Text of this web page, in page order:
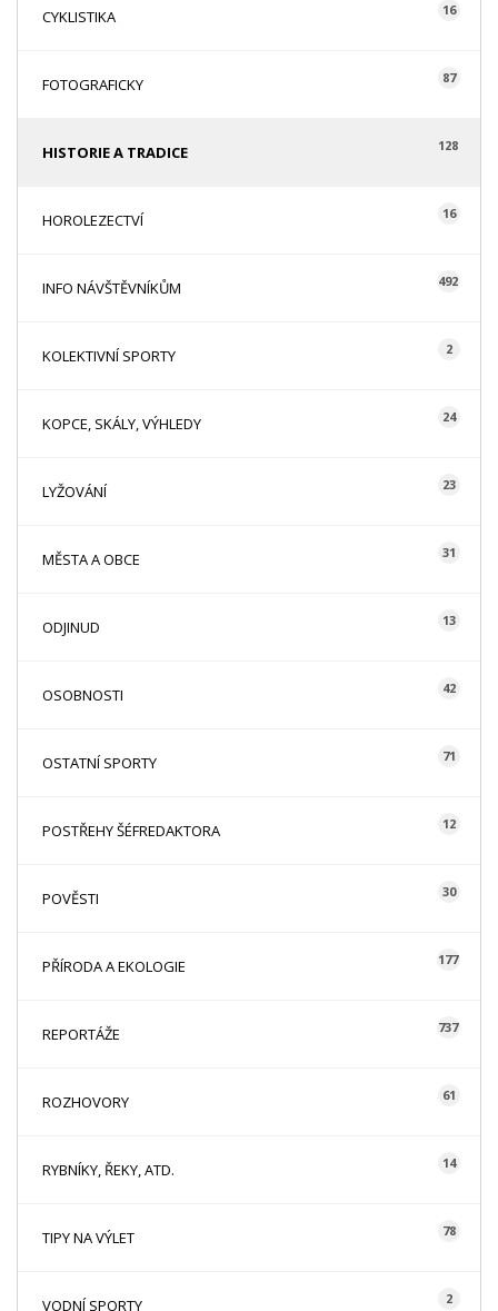
CYKLISTIKA 16
FOTOGRAFICKY 87
HISTORIE A TRADICE 128
HOROLEZECTVÍ 16
INFO NÁVŠTĚVNÍKŮM 492
KOLEKTIVNÍ SPORTY 2
KOPCE, SKÁLY, VÝHLEDY 24
LYŽOVÁNÍ 23
MĚSTA A OBCE 31
ODJINUD 13
OSOBNOSTI 42
OSTATNÍ SPORTY 71
POSTŘEHY ŠÉFREDAKTORA 12
POVĚSTI 30
PŘÍRODA A EKOLOGIE 177
REPORTÁŽE 737
ROZHOVORY 61
RYBNÍKY, ŘEKY, ATD. 14
TIPY NA VÝLET 78
VODNÍ SPORTY 2